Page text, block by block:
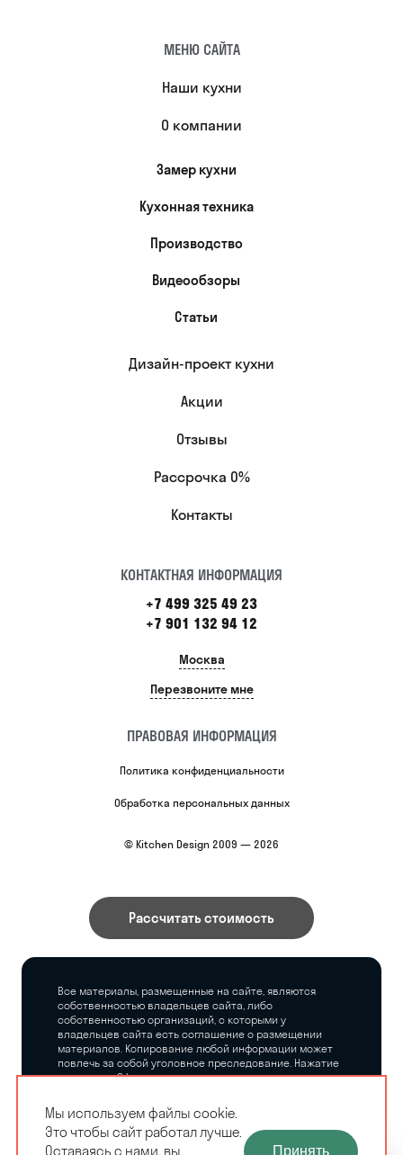
МЕНЮ САЙТА
Наши кухни
О компании
Замер кухни
Кухонная техника
Производство
Видеообзоры
Статьи
Дизайн-проект кухни
Акции
Отзывы
Рассрочка 0%
Контакты
КОНТАКТНАЯ ИНФОРМАЦИЯ
+7 499 325 49 23
+7 901 132 94 12
Москва
Перезвоните мне
ПРАВОВАЯ ИНФОРМАЦИЯ
Политика конфиденциальности
Обработка персональных данных
© Kitchen Design 2009 — 2026
Рассчитать стоимость
Все материалы, размещенные на сайте, являются
собственностью владельцев сайта, либо
собственностью организаций, с которыми у
владельцев сайта есть соглашение о размещении
материалов. Копирование любой информации может
повлечь за собой уголовное преследование. Нажатие
на кнопку «Оформить заказ», а также последующее
владельцев сайта никаких обязательств.
ЗАМЕРЩИК-
Мы используем файлы cookie.
Это чтобы сайт работал лучше.
Оставаясь с нами, вы
Принять